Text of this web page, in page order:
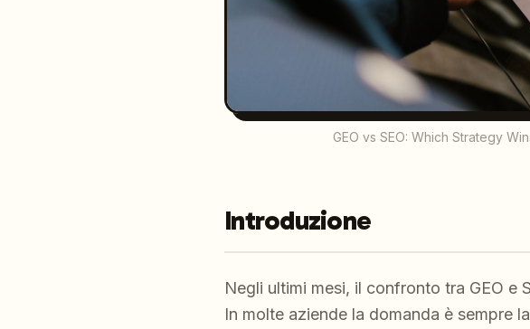
GEO vs SEO: Which Strategy
Introduzione
Negli ultimi mesi, il confronto tra GEO e
In molte aziende la domanda è sempre